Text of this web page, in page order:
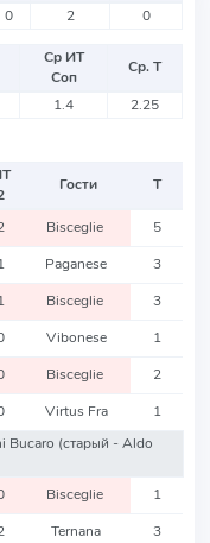
0 2 0
Ср ИТ
Соп
Ср. Т
1.4 2.25
Гости Т
Bisceglie 5
Paganese 3
Bisceglie 3
Vibonese 1
Bisceglie 2
Virtus Fra
1
Bucaro (старый - Aldo
Bisceglie 1
Ternana 3